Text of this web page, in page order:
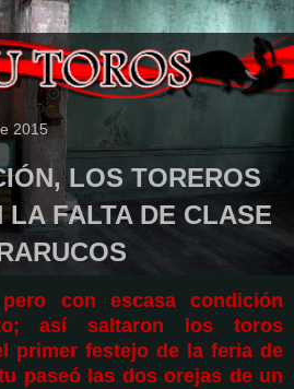
2015
LOS TOREROS
LA FALTA DE CLASE
con escasa condición
así saltaron los toros
primer festejo de la feria de
paseó las dos orejas de un